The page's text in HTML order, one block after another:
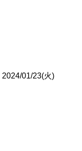
2024/01/23(火)